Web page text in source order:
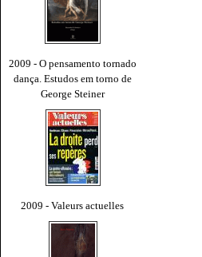
2009 - O pensamento tornado
dança. Estudos em torno de
George Steiner
2009 - Valeurs actuelles